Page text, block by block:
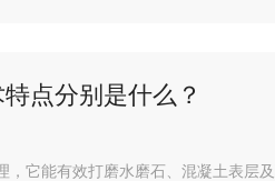
点分别是什么？
，它能有效打磨水磨石、混凝土表层